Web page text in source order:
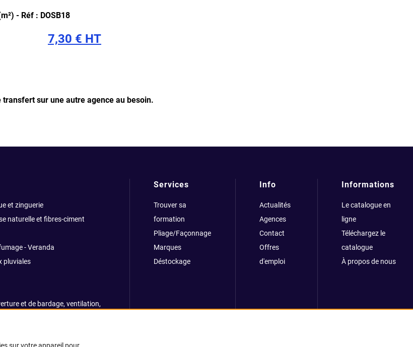
- Réf : DOSB18
7,30 € HT
transfert sur une autre agence au besoin.
et zinguerie
naturelle et fibres-ciment
- Veranda
pluviales
et de bardage, ventilation,
Services
Trouver sa
formation
Pliage/Façonnage
Marques
Déstockage
Info
Actualités
Agences
Contact
Offres
d'emploi
Informations
Le catalogue en
ligne
Téléchargez le
catalogue
À propos de nous